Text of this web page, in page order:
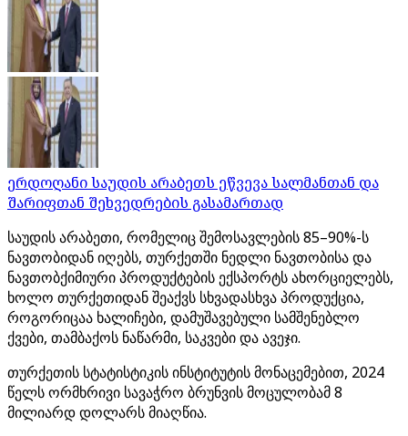
ერდოღანი საუდის არაბეთს ეწვევა სალმანთან და
შარიფთან შეხვედრების გასამართად
საუდის არაბეთი, რომელიც შემოსავლების 85–90%-ს
ნავთობიდან იღებს, თურქეთში ნედლი ნავთობისა და
ნავთობქიმიური პროდუქტების ექსპორტს ახორციელებს,
ხოლო თურქეთიდან შეაქვს სხვადასხვა პროდუქცია,
როგორიცაა ხალიჩები, დამუშავებული სამშენებლო
ქვები, თამბაქოს ნაწარმი, საკვები და ავეჯი.
თურქეთის სტატისტიკის ინსტიტუტის მონაცემებით, 2024
წელს ორმხრივი სავაჭრო ბრუნვის მოცულობამ 8
მილიარდ დოლარს მიაღწია.